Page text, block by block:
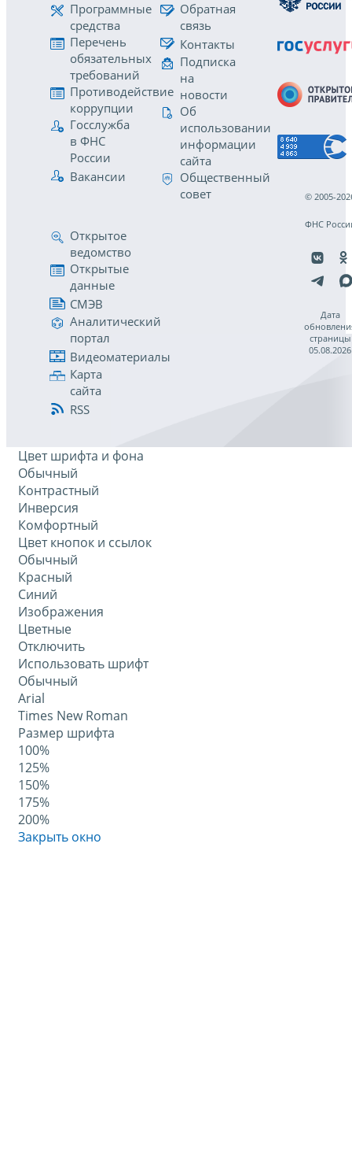
Программные
средства
Перечень
обязательных
требований
Противодействие
коррупции
Госслужба
в ФНС
России
Вакансии
Обратная
связь
Контакты
Подписка
на
новости
Об
использовании
информации
сайта
Общественный
совет
Открытое
ведомство
Открытые
данные
СМЭВ
Аналитический
портал
Видеоматериалы
Карта
сайта
RSS
© 2005-
ФНС
Дата
страницы
05.08.2026
Цвет шрифта и фона
Обычный
Контрастный
Инверсия
Комфортный
Цвет кнопок и ссылок
Обычный
Красный
Синий
Изображения
Цветные
Отключить
Использовать шрифт
Обычный
Arial
Times New Roman
Размер шрифта
100%
125%
150%
175%
200%
Закрыть окно